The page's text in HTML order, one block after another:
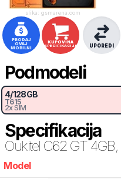
slika: gsmarena.com
PRODAJ
OVAJ
MOBILNI
KUPOVINA
SPECIFIKACIJA UPOREDI
Podmodeli
4/128GB
T615
2x SIM
Specifikacija
Oukitel C62 GT
Model